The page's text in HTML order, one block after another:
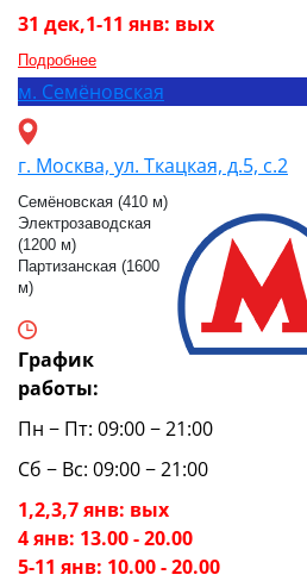
31 дек,1-11 янв: вых
Подробнее
м. Семёновская
г. Москва, ул. Ткацкая, д.5, с.2
Семёновская (410 м)
Электрозаводская
(1200 м)
Партизанская (1600
м)
График
работы:
Пн − Пт: 09:00 − 21:00
Сб − Вс: 09:00 − 21:00
1,2,3,7 янв: вых
4 янв: 13.00 - 20.00
5-11 янв: 10.00 - 20.00